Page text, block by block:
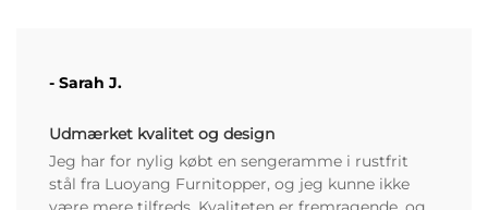
- Sarah J.
Udmærket kvalitet og design
Jeg har for nylig købt en sengeramme i rustfrit
stål fra Luoyang Furnitopper, og jeg kunne ikke